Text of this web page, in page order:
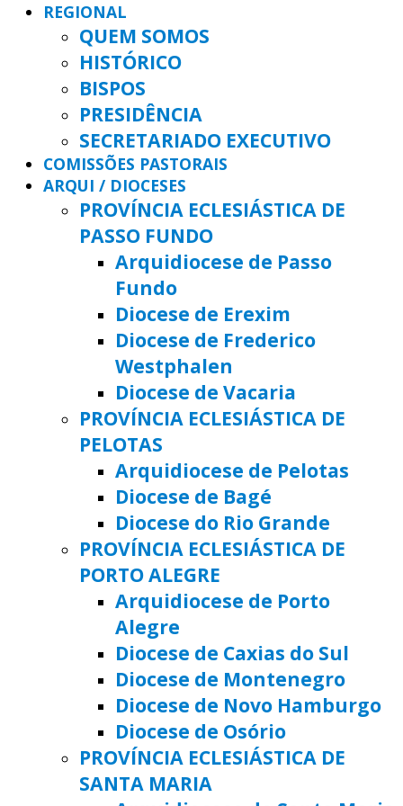
REGIONAL
QUEM SOMOS
HISTÓRICO
BISPOS
PRESIDÊNCIA
SECRETARIADO EXECUTIVO
COMISSÕES PASTORAIS
ARQUI / DIOCESES
PROVÍNCIA ECLESIÁSTICA DE
PASSO FUNDO
Arquidiocese de Passo
Fundo
Diocese de Erexim
Diocese de Frederico
Westphalen
Diocese de Vacaria
PROVÍNCIA ECLESIÁSTICA DE
PELOTAS
Arquidiocese de Pelotas
Diocese de Bagé
Diocese do Rio Grande
PROVÍNCIA ECLESIÁSTICA DE
PORTO ALEGRE
Arquidiocese de Porto
Alegre
Diocese de Caxias do Sul
Diocese de Montenegro
Diocese de Novo Hamburgo
Diocese de Osório
PROVÍNCIA ECLESIÁSTICA DE
SANTA MARIA